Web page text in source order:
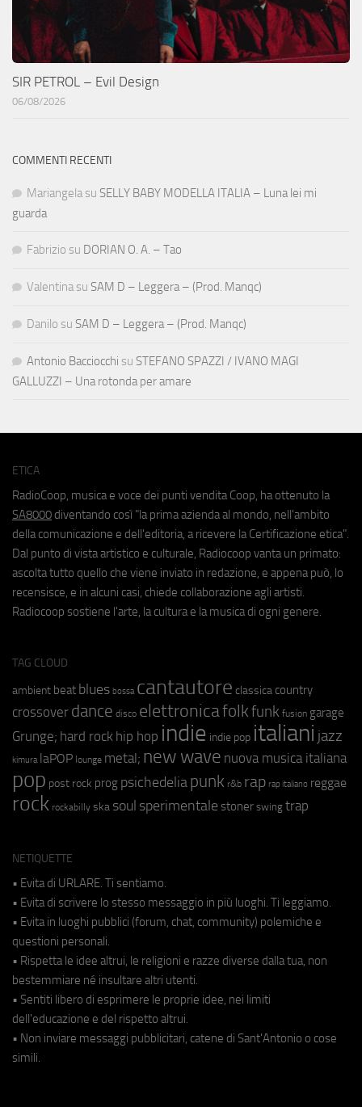
SIR PETROL – Evil Design
06/08/2026
COMMENTI RECENTI
Mariangela su SELLY BABY MODELLA ITALIA – Luna lei mi
guarda
Fabrizio su DORIAN O. A. – Tao
Valentina su SAM D – Leggera – (Prod. Manqc)
Danilo su SAM D – Leggera – (Prod. Manqc)
Antonio Bacciocchi su STEFANO SPAZZI / IVANO MAGI
GALLUZZI – Una rotonda per amare
ETICA
RadioCoop, musica e voce dei punti vendita Coop, ha ottenuto la
SA8000 diventando così "la prima azienda al mondo, nell'ambito
della comunicazione e dell'editoria, a ricevere la Certificazione etica".
Dal punto di vista artistico e culturale, Radiocoop vanta un primato:
ascolta tutto quello che viene inviato in redazione, e appena può, lo
recensisce, e in alcuni casi, chiede collaborazione agli artisti.
Radiocoop sostiene l'arte, la cultura e la musica di ogni genere.
TAG CLOUD
ambient beat blues bossa cantautore classica country
crossover dance disco elettronicafolkfunk fusion garage
Grunge; hard rock hip hop indie indie pop italiani jazz
kimura laPOP lounge metal; new wave nuova musica italiana
pop post rock prog psichedeliapunk r&b rap rap italiano reggae
rock rockabilly ska soul sperimentale stoner swing trap
NETIQUETTE
• Evita di URLARE. Ti sentiamo.
• Evita di scrivere lo stesso messaggio in più luoghi. Ti leggiamo.
• Evita in luoghi pubblici (forum, chat, community) polemiche e
questioni personali.
• Rispetta le idee altrui, le religioni e razze diverse dalla tua, non
bestemmiare né insultare altri utenti.
• Sentiti libero di esprimere le proprie idee, nei limiti
dell'educazione e del rispetto altrui.
• Non inviare messaggi pubblicitari, catene di Sant'Antonio o cose
simili.